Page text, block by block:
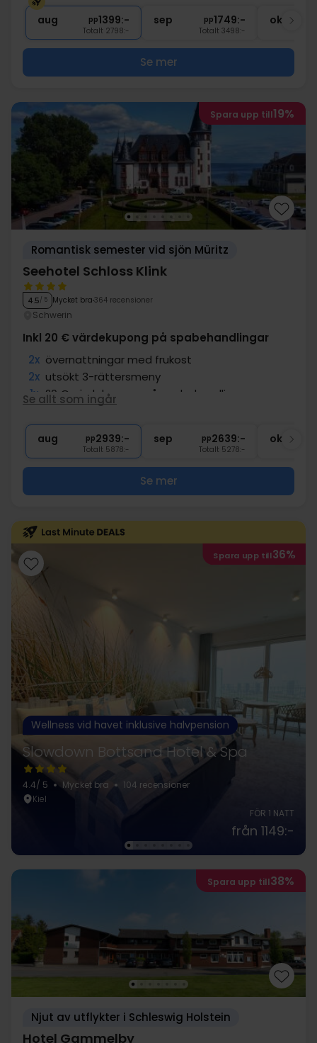
∞ Gratis entré till wellnessavdelning
aug pp1399:-
Totalt 2798:-
sep pp1749:-
Totalt 3498:-
okt
Se mer
Spara upp till19%
Romantisk semester vid sjön Müritz
Seehotel Schloss Klink
4.5/ 5 Mycket bra 364 recensioner
Schwerin
Inkl 20 € värdekupong på spabehandlingar
2x övernattningar med frukost
2x utsökt 3-rättersmeny
1x 20 € värdekupong på spabehandlingar
välkomstdrink
∞ Fri tillgång till spaavdelningen
Se allt som ingår
aug pp2939:-
Totalt 5878:-
sep pp2639:-
Totalt 5278:-
okt
Se mer
Spara upp till36%
Wellness vid havet inklusive halvpension
Slowdown Bottsand Hotel & Spa
4.4/ 5 Mycket bra
104 recensioner
Kiel
FÖR 1 NATT
från 1149:-
Spara upp till38%
Njut av utflykter i Schleswig Holstein
Hotel Gammelby